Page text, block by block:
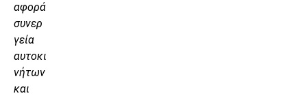
αφορά
συνερ
γεία
αυτοκι
νήτων
και